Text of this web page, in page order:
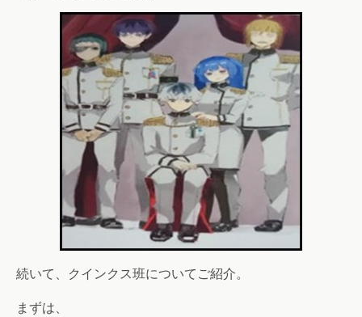
続いて、クインクス班についてご紹介。
まずは、